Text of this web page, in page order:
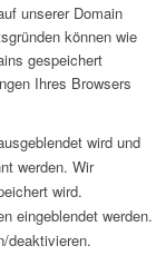
unserer Domain
können wie
gespeichert
Ihres Browsers
wird und
werden. Wir
wird.
eingeblendet werden.
deaktivieren.